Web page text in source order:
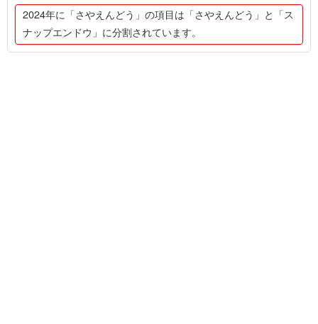
2024年に「さやえんどう」の項目は「さやえんどう」と「ス
ナップエンドウ」に分割されています。